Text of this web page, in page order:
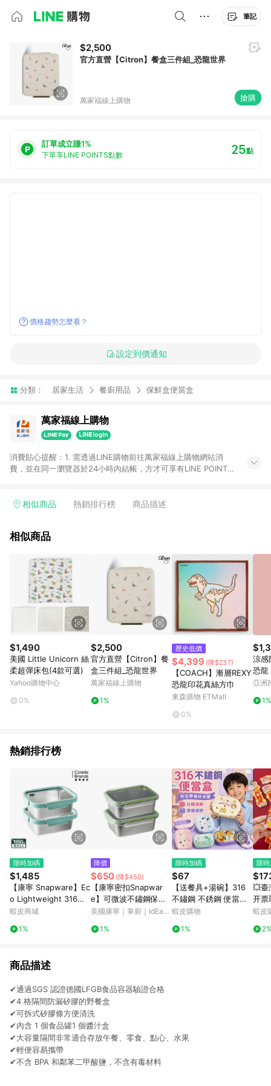
筆記
$2,500
官方直營【Citron】餐盒三件組_恐龍世界
萬家福線上購物 搶購
訂單成立賺1%
下單享LINE POINTS點數 25點
價格趨勢怎麼看？
設定到價通知
分類： 居家生活 餐廚用品 保鮮盒便當盒
萬家福線上購物
消費貼心提醒：1. 需透過LINE購物前往萬家福線上購物網站消
費，並在同一瀏覽器於24小時內結帳，方才可享有LINE POINTS
4. 不具回饋資格種類商品：電子禮券。 5. 回饋點數計算將排除訂
錄，相關問題請於保留時間內聯絡客服中心，並由康達盛通生活
提供簡單、快速、輕鬆的購物流程及體驗，將不定期推出精選、
話題性或期間限定商品來滿足您的喜好。
相似商品 熱銷排行榜 商品描述
相似商品
$1,490
美國 Little Unicorn 絲
柔超彈床包(4款可選)
Yahoo購物中心
0%
$2,500
官方直營【Citron】餐
盒三件組_恐龍世界
萬家福線上購物
1%
歷史低價
$4,399 (降$237)
【COACH】漸層REXY
恐龍印花真絲方巾
東森購物 ETMall
0%
涼感
恐龍
亞洲
1%
熱銷排行榜
限時加碼
$1,485
【康寧 Snapware】Ec
o Lightweight 316全
可微波/可直火/不鏽鋼
3)
蝦皮商城
1%
降價
$650 (降$450)
【康寧密扣Snapwar
e】可微波不鏽鋼保鮮
盒1250ml-2件組
美國康寧｜掌廚｜IdEa
店 1%
限時加碼
$67
【送餐具+湯碗】316
不鏽鋼 不銹鋼 便當盒
保溫飯盒 分格便當盒
學生便當盒 不鏽鋼分格
蝦皮購物
1%
限
💥臺
开票
箱貼
蝦皮
商品描述
✔通過SGS 認證德國LFGB食品容器驗證合格
✔4 格隔間防漏矽膠的野餐盒
✔可拆式矽膠條方便清洗
✔內含 1 個食品罐1 個醬汁盒
✔大容量隔間非常適合存放午餐、零食、點心、水果
✔輕便容易攜帶
✔不含 BPA 和鄰苯二甲酸鹽，不含有毒材料